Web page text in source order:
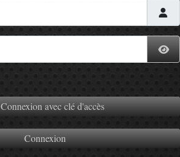
Connexion avec clé d'accès
Connexion